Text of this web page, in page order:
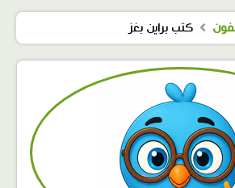
كتب براين بغز